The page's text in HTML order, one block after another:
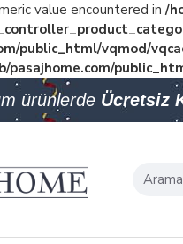
value encountered in/
public_html/vqmod/
pasajhome.com/
ürünlerde Ücretsiz